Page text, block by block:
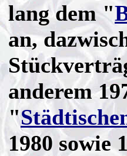
lang dem "
an,
anderem
"
1980 sowie